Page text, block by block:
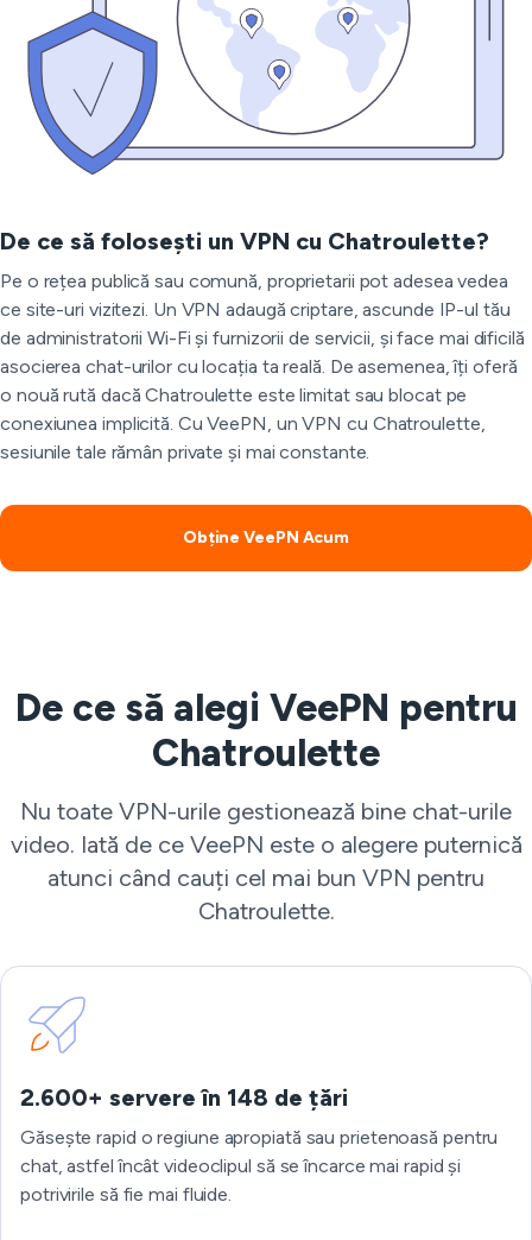
De ce să folosești un VPN cu Chatroulette?
Pe o rețea publică sau comună, proprietarii pot adesea vedea
ce site-uri vizitezi. Un VPN adaugă criptare, ascunde IP-ul tău
de administratorii Wi-Fi și furnizorii de servicii, și face mai dificilă
asocierea chat-urilor cu locația ta reală. De asemenea, îți oferă
o nouă rută dacă Chatroulette este limitat sau blocat pe
conexiunea implicită. Cu VeePN, un VPN cu Chatroulette,
sesiunile tale rămân private și mai constante.
Obține VeePN Acum
De ce să alegi VeePN pentru
Chatroulette
Nu toate VPN-urile gestionează bine chat-urile
video. Iată de ce VeePN este o alegere puternică
atunci când cauți cel mai bun VPN pentru
Chatroulette.
2.600+ servere în 148 de țări
Găsește rapid o regiune apropiată sau prietenoasă pentru
chat, astfel încât videoclipul să se încarce mai rapid și
potrivirile să fie mai fluide.